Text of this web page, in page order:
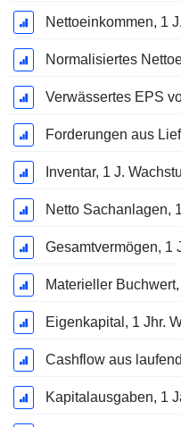
Nettoeinkommen, 1
Inventar, 1 J.
Netto Sachanlagen,
Gesamtvermögen, 1
Materieller
Eigenkapital, 1 Jhr.
Kapitalausgaben, 1